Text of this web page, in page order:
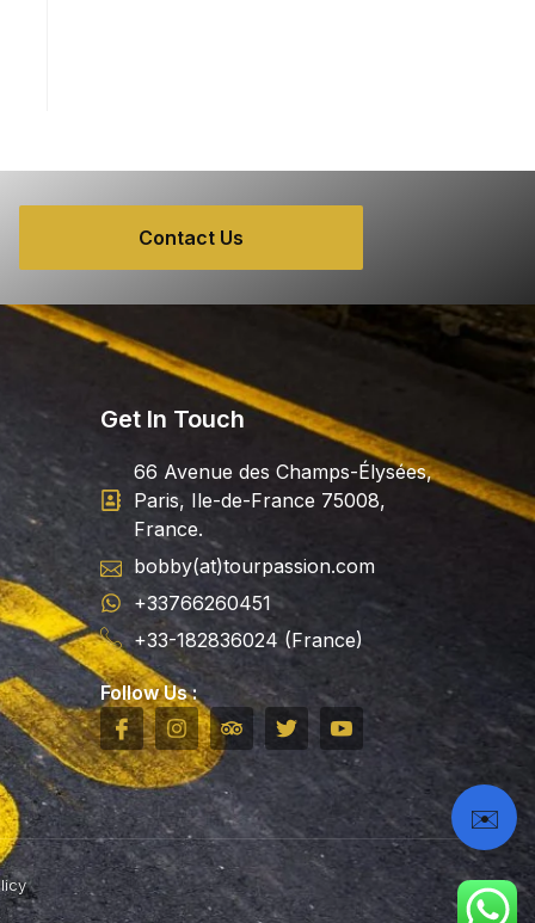
Contact Us
Get In Touch
66 Avenue des Champs-Élysées,
Paris, Ile-de-France 75008,
France.
bobby(at)tourpassion.com
+33766260451
+33-182836024 (France)
Follow Us :
✉️